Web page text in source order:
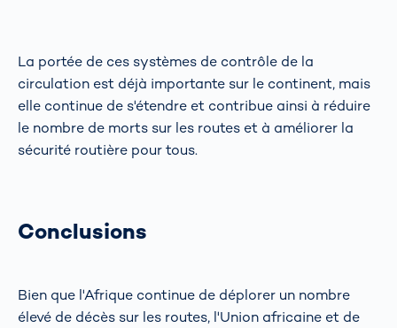
La portée de ces systèmes de contrôle de la
circulation est déjà importante sur le continent, mais
elle continue de s'étendre et contribue ainsi à réduire
le nombre de morts sur les routes et à améliorer la
sécurité routière pour tous.
Conclusions
Bien que l'Afrique continue de déplorer un nombre
élevé de décès sur les routes, l'Union africaine et de